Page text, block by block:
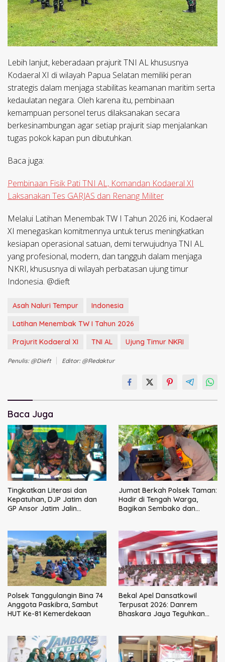
Lebih lanjut, keberadaan prajurit TNI AL khususnya
Kodaeral XI di wilayah Papua Selatan memiliki peran
strategis dalam menjaga stabilitas keamanan maritim serta
kedaulatan negara. Oleh karena itu, pembinaan
kemampuan personel terus dilaksanakan secara
berkesinambungan agar setiap prajurit siap menjalankan
tugas pokok kapan pun dibutuhkan.
Baca juga:
Pembinaan Fisik Pati TNI AL, Komandan Kodaeral XI
Laksanakan Tes GARJAS dan Renang Militer
Melalui Latihan Menembak TW I Tahun 2026 ini, Kodaeral
XI menegaskan komitmennya untuk terus meningkatkan
kesiapan operasional satuan, demi terwujudnya TNI AL
yang profesional, modern, dan tangguh dalam menjaga
NKRI, khususnya di wilayah perbatasan ujung timur
Indonesia. @dieft
Asah Naluri Tempur
Indonesia
Latihan Menembak TW I Tahun 2026
Prajurit Kodaeral XI
TNI AL Ujung Timur NKRI
Penulis: @dieft Editor: @redaktur
Baca Juga
Tingkatkan Literasi dan
Kepatuhan, DJP Jatim dan
GP Ansor Jatim Jalin
Jumat Berkah Polsek Taman:
Hadir di Tengah Warga,
Bagikan Sembako dan
Polsek Tanggulangin Bina 74
Anggota Paskibra, Sambut
HUT Ke-81 Kemerdekaan
Bekal Apel Dansatkowil
Terpusat 2026: Danrem
Bhaskara Jaya Teguhkan